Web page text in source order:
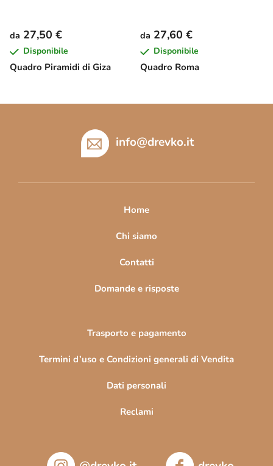
Quadro Piramidi di Giza
da 27,50 €
Disponibile
Quadro Roma
da 27,60 €
Disponibile
info@drevko.it
Home
Chi siamo
Contatti
Domande e risposte
Trasporto e pagamento
Termini d’uso e Condizioni generali di Vendita
Dati personali
Reclami